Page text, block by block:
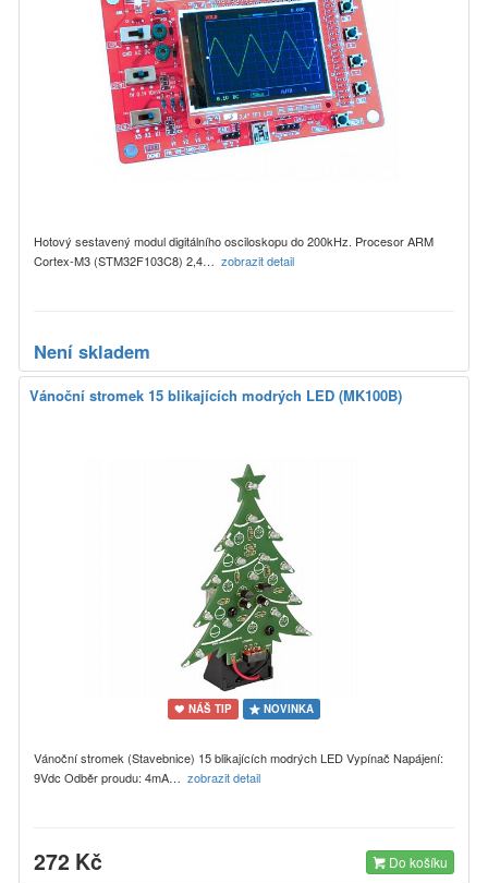
Hotový sestavený modul digitálního osciloskopu do 200kHz. Procesor ARM
Cortex-M3 (STM32F103C8) 2,4… zobrazit detail
Není skladem
Vánoční stromek 15 blikajících modrých LED (MK100B)
NÁŠ TIP NOVINKA
Vánoční stromek (Stavebnice) 15 blikajících modrých LED Vypínač Napájení:
9Vdc Odběr proudu: 4mA… zobrazit detail
272 Kč Do košíku